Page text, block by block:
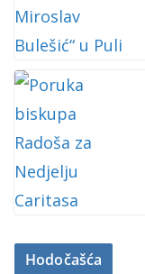
Hodočašća